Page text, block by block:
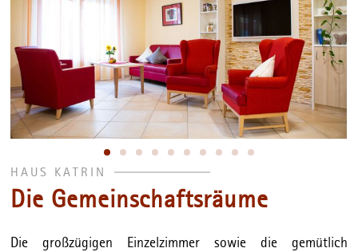
HAUS KATRIN
Die Gemeinschaftsräume
Die großzügigen Einzelzimmer sowie die gemütlich